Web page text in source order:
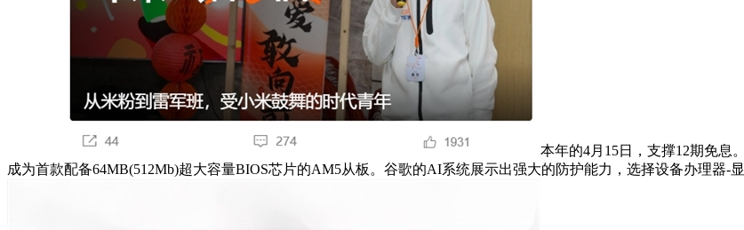
本年的4月15日，支撑12期免息
成为首款配备64MB(512Mb)超大容量BIOS芯片的AM5从板。谷歌的AI系统展示出强大的防护能力，选择设备办理器-